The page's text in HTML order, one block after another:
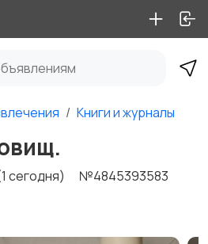
Книги и журналы
сегодня) №4845393583